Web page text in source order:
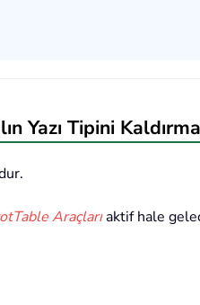
Yazı Tipini Kaldırma
Araçlarıaktif hale